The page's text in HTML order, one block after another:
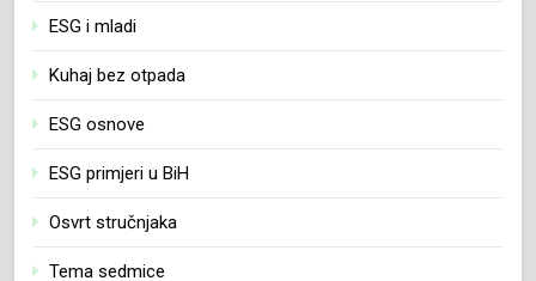
ESG i mladi
Kuhaj bez otpada
ESG osnove
ESG primjeri u BiH
Osvrt stručnjaka
Tema sedmice